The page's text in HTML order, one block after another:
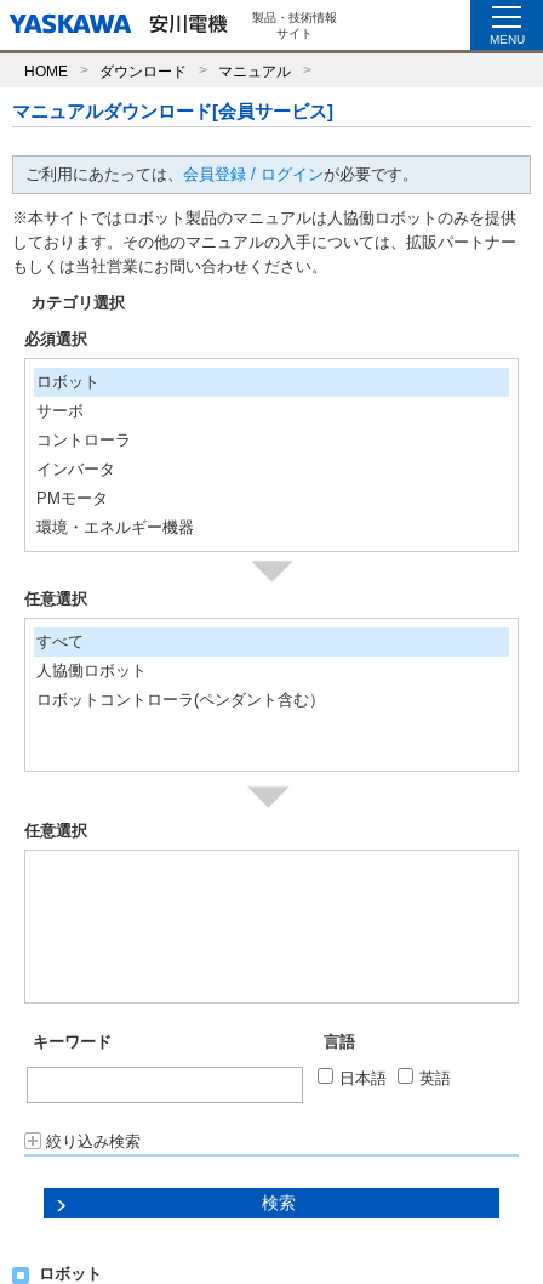
製品・技術情報
サイト
MENU
HOME ダウンロード マニュアル
マニュアルダウンロード[会員サービス]
ご利用にあたっては、 会員登録 / ログインが必要です。
※本サイトではロボット製品のマニュアルは人協働ロボットのみを提供
しております。その他のマニュアルの入手については、拡販パートナー
もしくは当社営業にお問い合わせください。
カテゴリ選択
必須選択
ロボット
サーボ
コントローラ
インバータ
PMモータ
環境・エネルギー機器
任意選択
すべて
人協働ロボット
ロボットコントローラ(ペンダント含む）
任意選択
キーワード
言語
日本語
英語
絞り込み検索
ロボット